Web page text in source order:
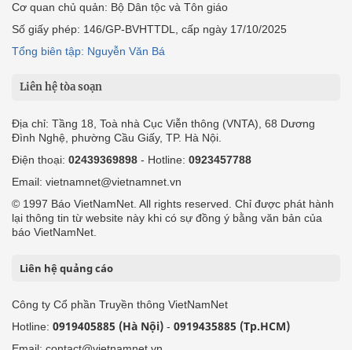
Cơ quan chủ quản: Bộ Dân tộc và Tôn giáo
Số giấy phép: 146/GP-BVHTTDL, cấp ngày 17/10/2025
Tổng biên tập: Nguyễn Văn Bá
Liên hệ tòa soạn
Địa chỉ: Tầng 18, Toà nhà Cục Viễn thông (VNTA), 68 Dương
Đình Nghệ, phường Cầu Giấy, TP. Hà Nội.
Điện thoại: 02439369898 - Hotline: 0923457788
Email: vietnamnet@vietnamnet.vn
© 1997 Báo VietNamNet. All rights reserved. Chỉ được phát hành
lại thông tin từ website này khi có sự đồng ý bằng văn bản của
báo VietNamNet.
Liên hệ quảng cáo
Công ty Cổ phần Truyền thông VietNamNet
Hotline: 0919405885 (Hà Nội) - 0919435885 (Tp.HCM)